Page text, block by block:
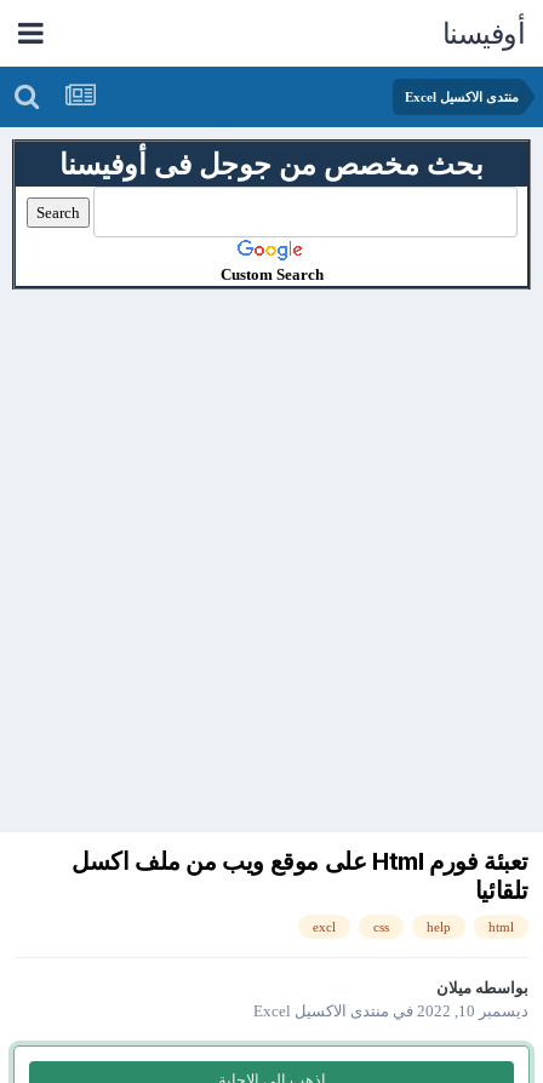
أوفيسنا
منتدى الاكسيل Excel
بحث مخصص من جوجل فى أوفيسنا
Custom Search
تعبئة فورم Html على موقع ويب من ملف اكسل
تلقائيا
html
help
css
excl
بواسطه ميلان
ديسمبر 10, 2022
في منتدى الاكسيل Excel